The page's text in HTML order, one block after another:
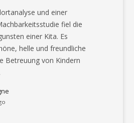
und einer
fiel die
einer Kita. Es
helle und freundliche
Betreuung von Kindern